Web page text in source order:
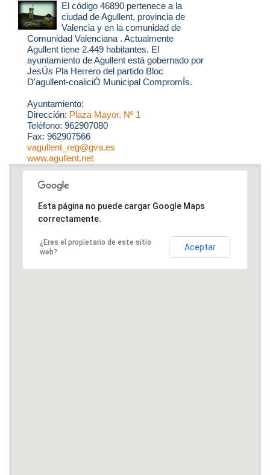
El código 46890 pertenece a la
ciudad deAgullent, provincia de
Valencia y en la comunidad de
Comunidad Valenciana . Actualmente
Agullent tiene 2.449 habitantes. El
ayuntamiento de Agullent está gobernado por
JesÚs Pla Herrero del partido Bloc
D'agullent-coaliciÓ Municipal CompromÍs.
Ayuntamiento:
Dirección: Plaza Mayor, Nº 1
Teléfono: 962907080
Fax: 962907566
vagullent_reg@gva.es
www.agullent.net
Esta página no puede cargar Google Maps
correctamente.
¿Eres el propietario de este sitio
web?
Aceptar